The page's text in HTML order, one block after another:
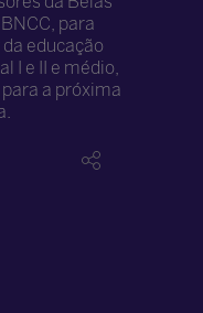
para
educação
I e II e médio,
a próxima